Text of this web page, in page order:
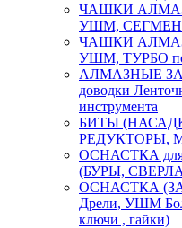
ЧАШКИ
УШМ,
ЧАШКИ
УШМ, ТУРБО по
АЛМАЗНЫЕ
доводки
инструмента
БИТЫ
РЕДУКТОРЫ,
ОСНАСТКА для
(БУРЫ,
ОСНАСТКА
Дрели, УШМ
ключи , гайки)